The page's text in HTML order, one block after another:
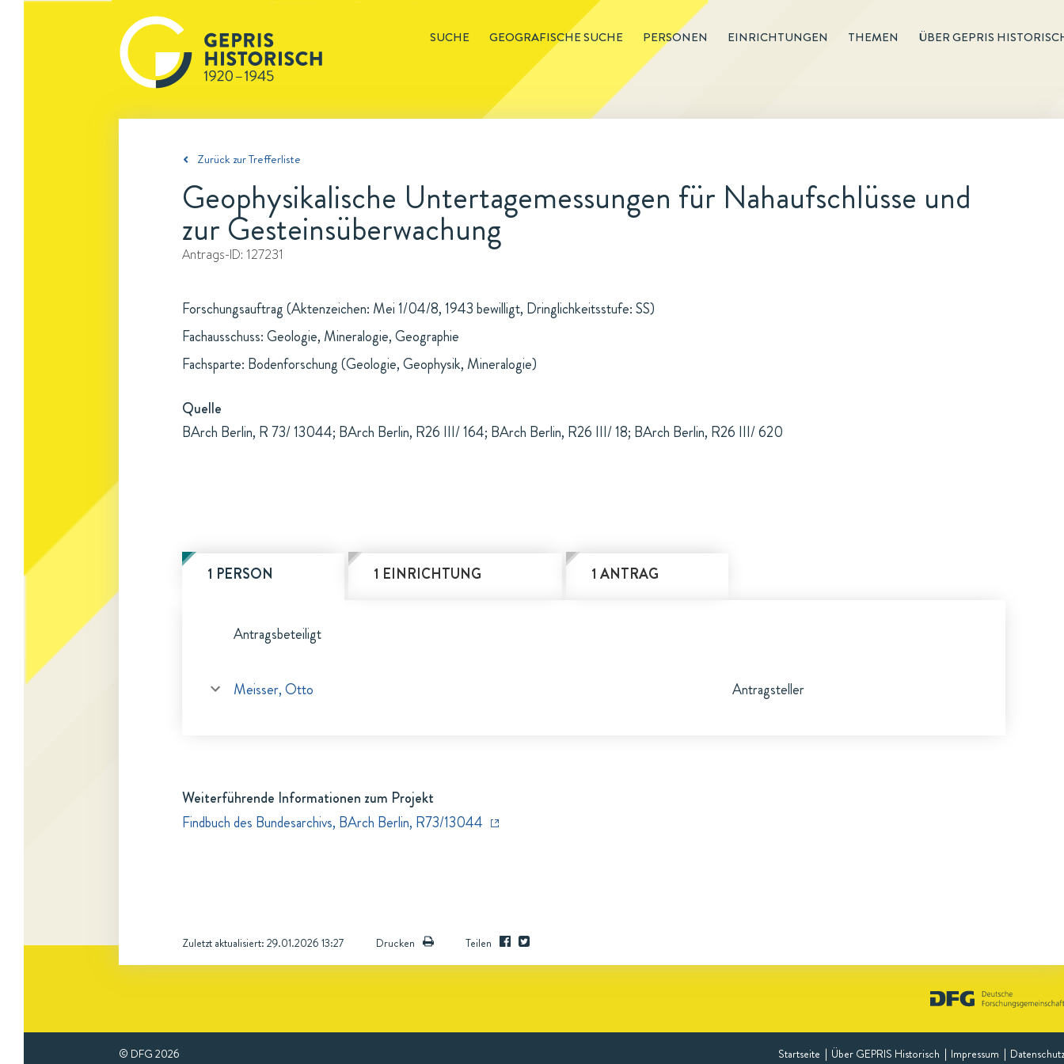
SUCHE GEOGRAFISCHE SUCHE PERSONEN EINRICHTUNGEN THEMEN ÜBER GEPRIS
Zurück zur Trefferliste
Geophysikalische Untertagemessungen für Nahaufschlüsse und
zur Gesteinsüberwachung
Antrags-ID: 127231
Forschungsauftrag (Aktenzeichen: Mei 1/04/8, 1943 bewilligt, Dringlichkeitsstufe: SS)
Fachausschuss: Geologie, Mineralogie, Geographie
Fachsparte: Bodenforschung (Geologie, Geophysik, Mineralogie)
Quelle
BArch Berlin, R 73/ 13044; BArch Berlin, R26 III/ 164; BArch Berlin, R26 III/ 18; BArch Berlin, R26 III/ 620
1 PERSON 1 EINRICHTUNG 1 ANTRAG
Antragsbeteiligt
Meisser, Otto Antragsteller
Weiterführende Informationen zum Projekt
Findbuch des Bundesarchivs, BArch Berlin, R73/13044
Zuletzt aktualisiert: 29.01.2026 13:27 Drucken Teilen
© DFG 2026 Startseite Über GEPRIS Historisch Impressum Datenschutz